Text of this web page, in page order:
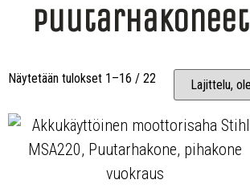
Puutarhakoneet
Näytetään tulokset 1–16 / 22